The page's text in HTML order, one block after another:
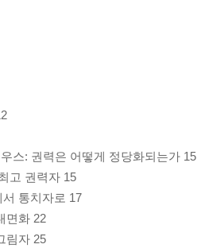
스: 권력은 어떻게 정당화되는가 15
고 권력자 15
서 통치자로 17
면화 22
림자 25